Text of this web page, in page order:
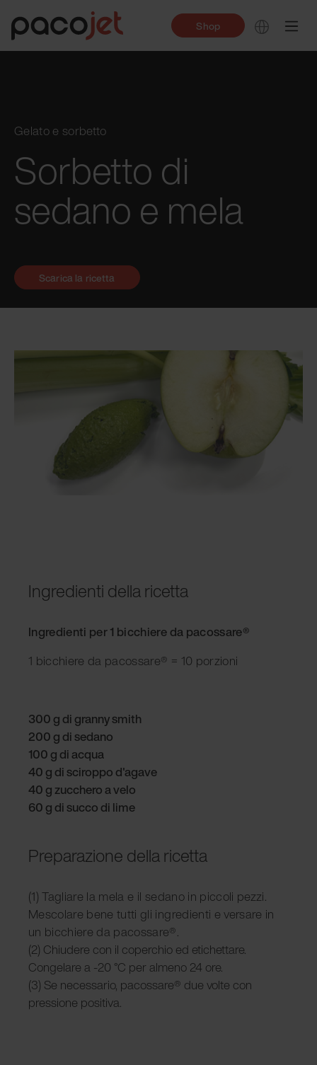
Shop
Gelato e sorbetto
Sorbetto di
sedano e mela
Ingredienti della ricetta
Ingredienti per 1 bicchiere da pacossare®
1 bicchiere da pacossare® = 10 porzioni
300 g di granny smith
200 g di sedano
100 g di acqua
40 g di sciroppo d'agave
40 g zucchero a velo
60 g di succo di lime
Preparazione della ricetta
(1) Tagliare la mela e il sedano in piccoli pezzi.
Mescolare bene tutti gli ingredienti e versare in
un bicchiere da pacossare®.
(2) Chiudere con il coperchio ed etichettare.
Congelare a -20 °C per almeno 24 ore.
(3) Se necessario, pacossare® due volte con
pressione positiva.
Scarica la ricetta